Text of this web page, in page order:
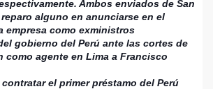
Ambos enviados de San
alguno en anunciarse en el
empresa como exministros
gobierno del Perú ante las cortes de
como agente en Lima a Francisco
el primer préstamo del Perú